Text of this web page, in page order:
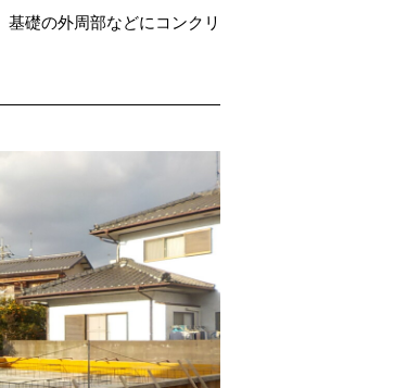
礎の外周部などにコンクリ